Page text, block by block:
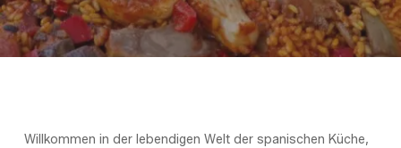
Willkommen in der lebendigen Welt der spanischen Küche,